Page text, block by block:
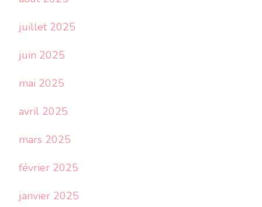
juillet 2025
juin 2025
mai 2025
avril 2025
mars 2025
février 2025
janvier 2025